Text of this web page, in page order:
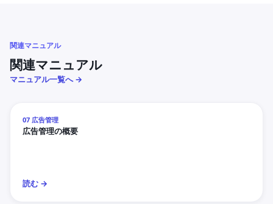
関連マニュアル
関連マニュアル
マニュアル一覧へ →
07 広告管理
広告管理の概要
読む →